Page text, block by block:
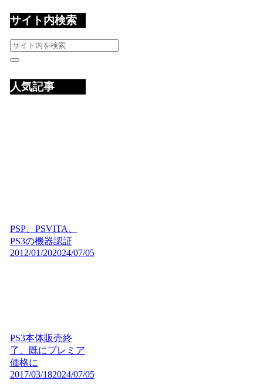
サイト内検索
人気記事
PSP、PSVITA、
PS3の機器認証
2012/01/202024/07/05
PS3本体販売終
了、既にプレミア
価格に
2017/03/182024/07/05